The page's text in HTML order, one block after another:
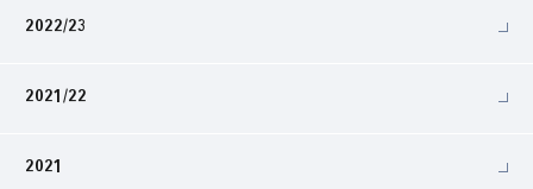
2022/23
2021/22
2021